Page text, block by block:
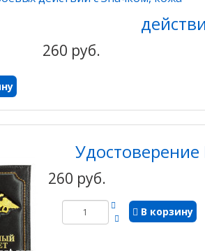
260 руб.
260 руб.
В корзину